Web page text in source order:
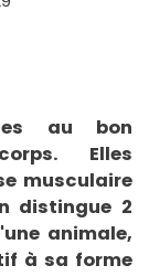
au bon
Elles
musculaire
distingue 2
animale,
à sa forme